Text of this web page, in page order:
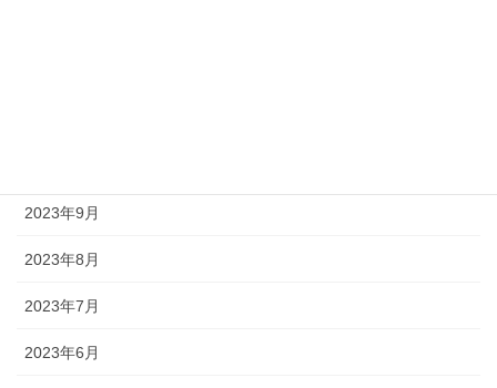
2023年9月
2023年8月
2023年7月
2023年6月